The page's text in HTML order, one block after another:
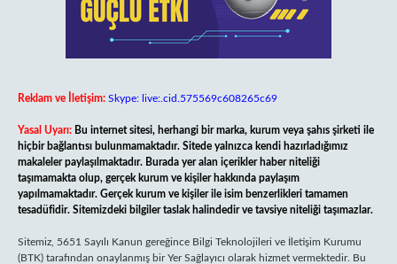
Reklam ve İletişim: Skype: live:.cid.575569c608265c69
Yasal Uyarı: Bu internet sitesi, herhangi bir marka, kurum veya şahıs şirketi ile
hiçbir bağlantısı bulunmamaktadır. Sitede yalnızca kendi hazırladığımız
makaleler paylaşılmaktadır. Burada yer alan içerikler haber niteliği
taşımamakta olup, gerçek kurum ve kişiler hakkında paylaşım
yapılmamaktadır. Gerçek kurum ve kişiler ile isim benzerlikleri tamamen
tesadüfidir. Sitemizdeki bilgiler taslak halindedir ve tavsiye niteliği taşımazlar.
Sitemiz, 5651 Sayılı Kanun gereğince Bilgi Teknolojileri ve İletişim Kurumu
(BTK) tarafından onaylanmış bir Yer Sağlayıcı olarak hizmet vermektedir. Bu